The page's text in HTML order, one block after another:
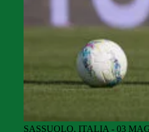
SASSUOLO, ITALIA - 03